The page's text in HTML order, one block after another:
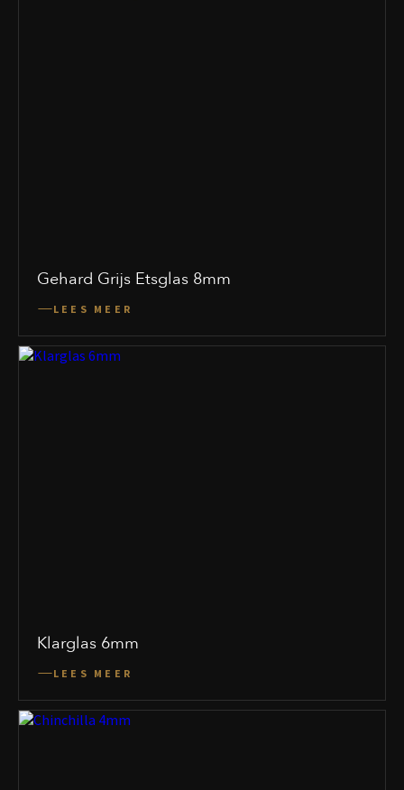
Gehard Grijs Etsglas 8mm
LEES MEER
Klarglas 6mm
LEES MEER